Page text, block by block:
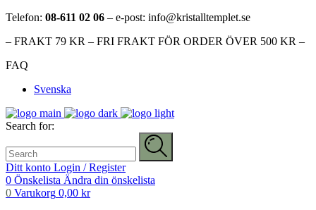
Telefon: 08-611 02 06 – e-post: info@kristalltemplet.se
– FRAKT 79 KR – FRI FRAKT FÖR ORDER ÖVER 500 KR –
FAQ
Svenska
Search for:
Ditt konto Login / Register
0 Önskelista Ändra din önskelista
0 Varukorg 0,00 kr